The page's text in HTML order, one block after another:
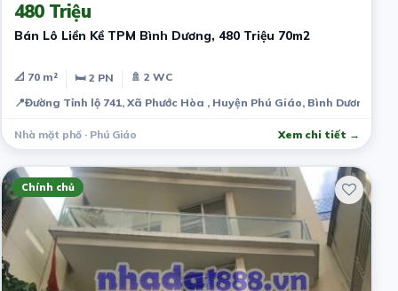
480 Triệu
Bán Lô Liền Kề TPM Bình Dương, 480 Triệu 70m2
📐 70 m² 🛏 2 PN
🚿 2 WC
📍Đường Tỉnh lộ 741, Xã Phước Hòa , Huyện Phú Giáo, Bình Dương
Nhà mặt phố · Phú Giáo Xem chi tiết →
Chính chủ